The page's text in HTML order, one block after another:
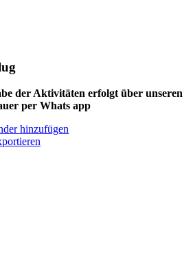
der Aktivitäten erfolgt über unseren
per Whats app
hinzufügen